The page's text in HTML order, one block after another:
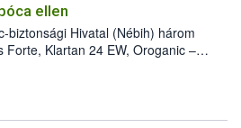
ellen
biztonsági Hivatal (Nébih) három
Forte, Klartan 24 EW, Oroganic –
így azok a szüretet követően,
(BBCH 91) stádiumáig
lehetőség a károsító elleni további